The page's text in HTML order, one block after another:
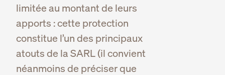
limitée au montant de leurs
apports : cette protection
constitue l’un des principaux
atouts de la SARL (il convient
néanmoins de préciser que